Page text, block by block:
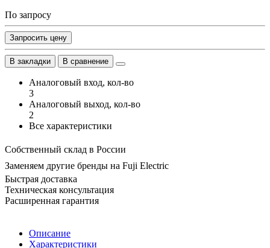
По запросу
Запросить цену
В закладки В сравнение
Аналоговый вход, кол-во
3
Аналоговый выход, кол-во
2
Все характеристики
Собственный склад в России
Заменяем другие бренды на Fuji Electric
Быстрая доставка
Техническая консультация
Расширенная гарантия
Описание
Характеристики